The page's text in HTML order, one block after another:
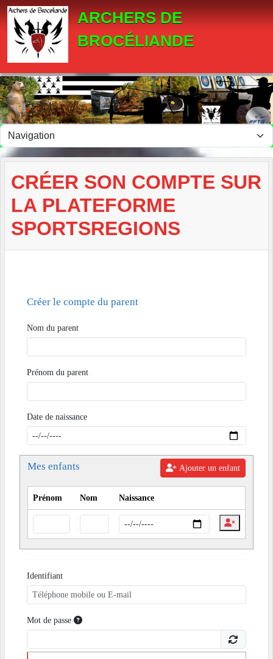
ARCHERS DE
BROCÉLIANDE
CRÉER SON COMPTE SUR
LA PLATEFORME
SPORTSREGIONS
Créer le compte du parent
Nom du parent
Prénom du parent
Date de naissance
Mes enfants Ajouter un enfant
Prénom Nom Naissance
Identifiant
Mot de passe
Panneau de gestion des cookies